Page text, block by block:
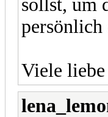
sollst, um
persönlich
Viele